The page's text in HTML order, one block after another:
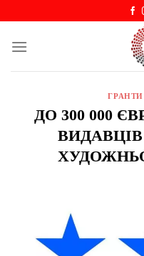
content
ГРАНТИ
ДО 300 000